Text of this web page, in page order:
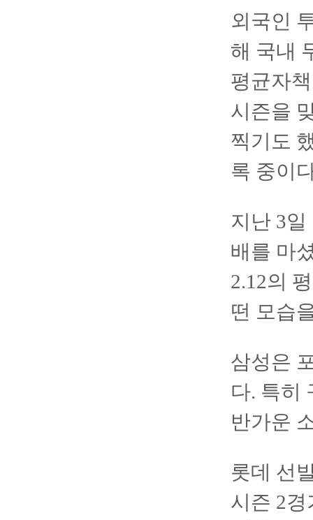
외국인
해 국내
평균자
시즌을
찍기도
록 중이
지난 3
배를 마
2.12의
떤 모습
삼성은
다. 특히
반가운
롯데 선
시즌 2